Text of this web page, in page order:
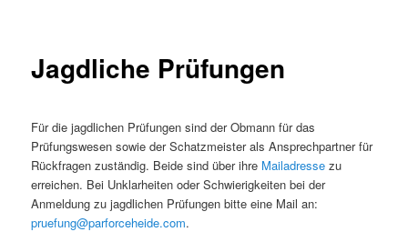
Jagdliche Prüfungen
Für die jagdlichen Prüfungen sind der Obmann für das
Prüfungswesen sowie der Schatzmeister als Ansprechpartner für
Rückfragen zuständig. Beide sind über ihre Mailadresse zu
erreichen. Bei Unklarheiten oder Schwierigkeiten bei der
Anmeldung zu jagdlichen Prüfungen bitte eine Mail an:
pruefung@parforceheide.com.